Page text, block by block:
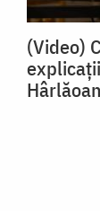
(Video)